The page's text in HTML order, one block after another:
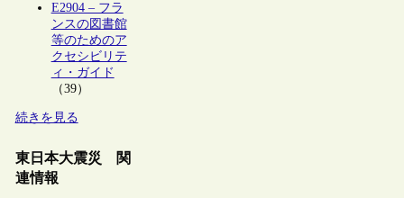
E2904 – フラ
ンスの図書館
等のためのア
クセシビリテ
ィ・ガイド
（39）
続きを見る
東日本大震災 関
連情報